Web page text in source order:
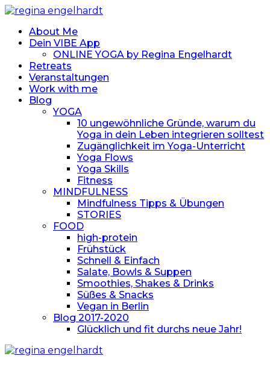
About Me
Dein VIBE App
ONLINE YOGA by Regina Engelhardt
Retreats
Veranstaltungen
Work with me
Blog
YOGA
10 ungewöhnliche Gründe, warum du
Yoga in dein Leben integrieren solltest
Zugänglichkeit im Yoga-Unterricht
Yoga Flows
Yoga Skills
Fitness
MINDFULNESS
Mindfulness Tipps & Übungen
STORIES
FOOD
high-protein
Frühstück
Schnell & Einfach
Salate, Bowls & Suppen
Smoothies, Shakes & Drinks
Süßes & Snacks
Vegan in Berlin
Blog 2017-2020
Glücklich und fit durchs neue Jahr!